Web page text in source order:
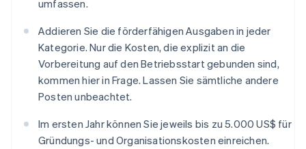
umfassen.
Addieren Sie die förderfähigen Ausgaben in jeder
Kategorie. Nur die Kosten, die explizit an die
Vorbereitung auf den Betriebsstart gebunden sind,
kommen hier in Frage. Lassen Sie sämtliche andere
Posten unbeachtet.
Im ersten Jahr können Sie jeweils bis zu 5.000 US$ für
Gründungs- und Organisationskosten einreichen.